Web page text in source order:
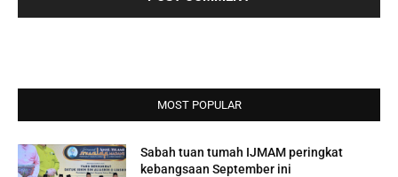
MOST POPULAR
Sabah tuan tumah IJMAM peringkat
kebangsaan September ini